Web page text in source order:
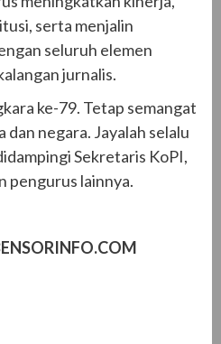
serta menjalin
seluruh elemen
jurnalis.
ke-79. Tetap semangat
negara. Jayalah selalu
Sekretaris KoPI,
pengurus lainnya.